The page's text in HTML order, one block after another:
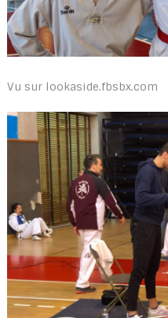
Vu sur lookaside.fbsbx.com